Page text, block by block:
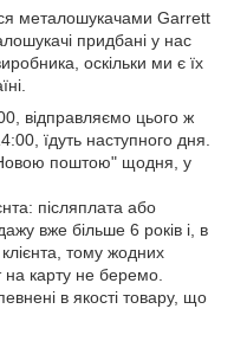
металошукачами Garrett
придбані у нас
оскільки ми є їх
відправляємо цього ж
їдуть наступного дня.
поштою" щодня, у
післяплата або
вже більше 6 років і, в
тому жодних
карту не беремо.
в якості товару, що